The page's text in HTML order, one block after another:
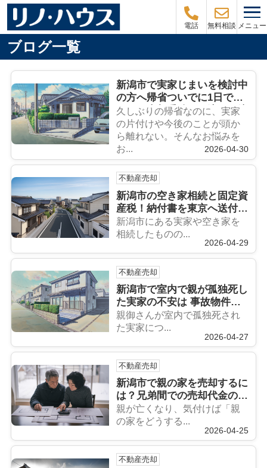
電話 無料相談 メニュー
ブログ一覧
新潟市で実家じまいを検討中
の方へ帰省ついでに1日で済
ませる売却手続きの流れと注
意点
久しぶりの帰省なのに、実家
の片付けや今後のことが頭か
ら離れない。そんなお悩みを
お...
2026-04-30
不動産売却
新潟市の空き家相続と固定資
産税！納付書を東京へ送付変
更する方法を解説
新潟市にある実家や空き家を
相続したものの...
2026-04-29
不動産売却
新潟市で室内で親が孤独死し
た実家の不安は 事故物件の
売却相談と進め方のポイント
紹介
親御さんが室内で孤独死され
た実家につ...
2026-04-27
不動産売却
新潟市で親の家を売却するに
は？兄弟間での売却代金の分
け方を解説
親が亡くなり、気付けば「親
の家をどうする...
2026-04-25
不動産売却